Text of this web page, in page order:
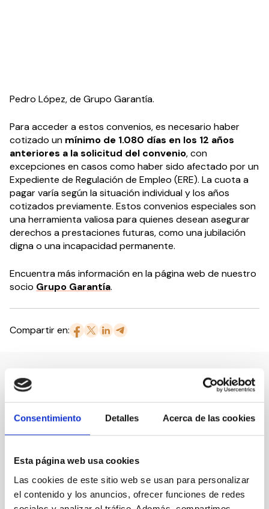
Consentimiento Detalles Acerca de las cookies
Esta página web usa cookies
Las cookies de este sitio web se usan para personalizar
el contenido y los anuncios, ofrecer funciones de redes
Pedro López, de Grupo Garantía.
Para acceder a estos convenios, es necesario haber
cotizado un mínimo de 1.080 días en los 12 años
anteriores a la solicitud del convenio, con
excepciones en casos como haber sido afectado por un
Expediente de Regulación de Empleo (ERE). La cuota a
pagar varía según la situación individual y los años
cotizados previamente. Estos convenios especiales son
una herramienta valiosa para quienes desean asegurar
derechos a prestaciones futuras, como una jubilación
digna o una incapacidad permanente.
Encuentra más información en la página web de nuestro
socio Grupo Garantía.
Compartir en:
Nuestro canal de Youtube
Todas las jornadas CEDDD, el podcast ‘El Rincón
Social’ y mucho más en formato audiovisual a un
Suscribirme